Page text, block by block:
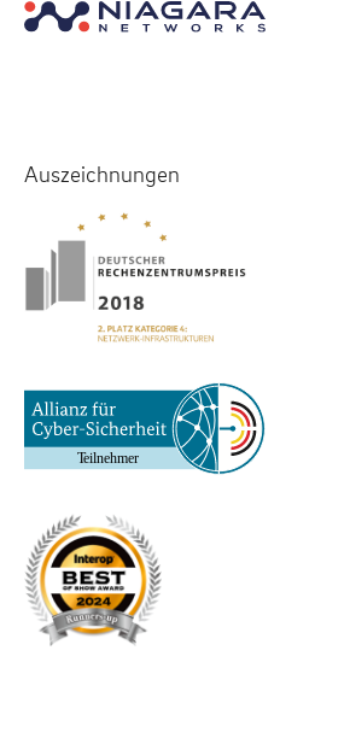
Auszeichnungen